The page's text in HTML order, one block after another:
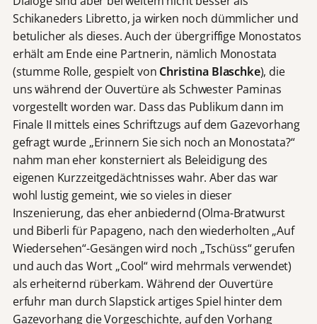
Schikaneders Libretto, ja wirken noch dümmlicher und
betulicher als dieses. Auch der übergriffige Monostatos
erhält am Ende eine Partnerin, nämlich Monostata
(stumme Rolle, gespielt von Christina Blaschke), die
uns während der Ouvertüre als Schwester Paminas
vorgestellt worden war. Dass das Publikum dann im
Finale II mittels eines Schriftzugs auf dem Gazevorhang
gefragt wurde „Erinnern Sie sich noch an Monostata?“
nahm man eher konsterniert als Beleidigung des
eigenen Kurzzeitgedächtnisses wahr. Aber das war
wohl lustig gemeint, wie so vieles in dieser
Inszenierung, das eher anbiedernd (Olma-Bratwurst
und Biberli für Papageno, nach den wiederholten „Auf
Wiedersehen“-Gesängen wird noch „Tschüss“ gerufen
und auch das Wort „Cool“ wird mehrmals verwendet)
als erheiternd rüberkam. Während der Ouvertüre
erfuhr man durch Slapstick artiges Spiel hinter dem
Gazevorhang die Vorgeschichte, auf den Vorhang